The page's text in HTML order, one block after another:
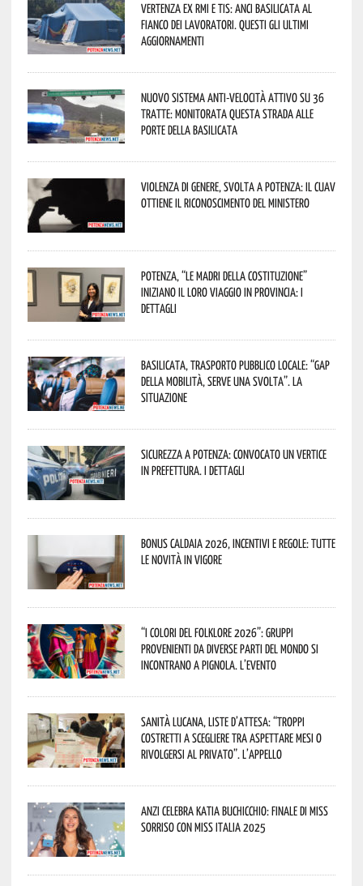
Vertenza ex RMI e TIS: ANCI Basilicata al
fianco dei lavoratori. Questi gli ultimi
aggiornamenti
Nuovo sistema anti-velocità attivo su 36
tratte: monitorata questa strada alle
porte della Basilicata
Violenza di genere, svolta a Potenza: il CUAV
ottiene il riconoscimento del Ministero
Potenza, “Le Madri della Costituzione”
iniziano il loro viaggio in provincia: i
dettagli
Basilicata, trasporto pubblico locale: “Gap
della mobilità, serve una svolta”. La
situazione
Sicurezza a Potenza: convocato un vertice
in Prefettura. I dettagli
Bonus caldaia 2026, incentivi e regole: tutte
le novità in vigore
“I Colori del Folklore 2026”: gruppi
provenienti da diverse parti del mondo si
incontrano a Pignola. L’evento
Sanità lucana, liste d’attesa: “Troppi
costretti a scegliere tra aspettare mesi o
rivolgersi al privato”. L’appello
Anzi celebra Katia Buchicchio: finale di Miss
Sorriso con Miss Italia 2025